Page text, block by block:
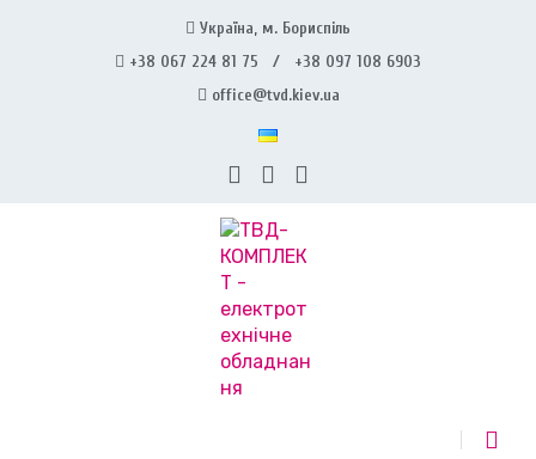
Україна, м. Бориспіль
+38 067 224 81 75 / +38 097 108 6903
office@tvd.kiev.ua